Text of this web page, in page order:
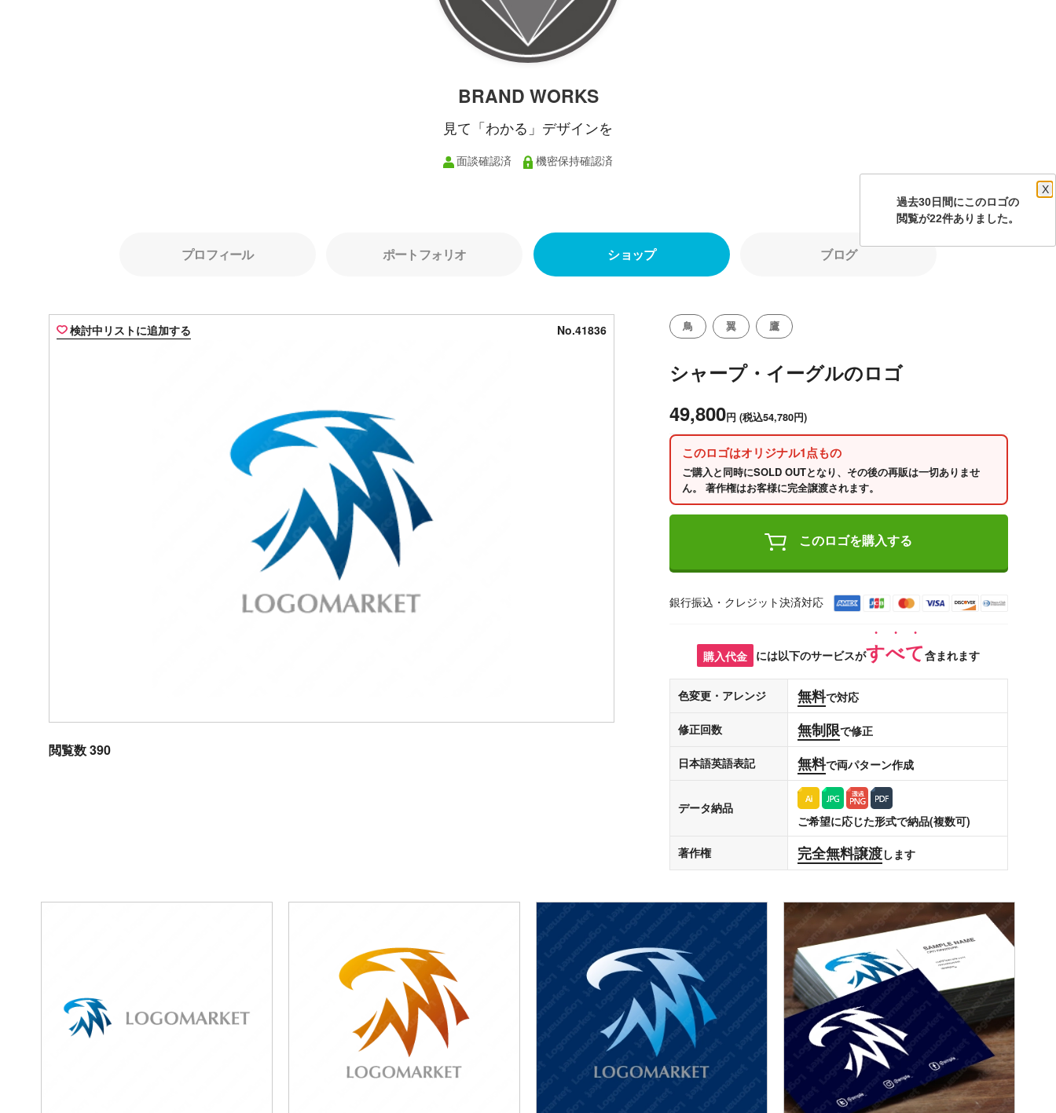
BRAND WORKS
見て「わかる」デザインを
面談確認済 機密保持確認済
プロフィール ポートフォリオ ショップ ブログ
検討中リストに追加する No.41836
閲覧数 390
鳥 翼 鷹
シャープ・イーグルのロゴ
49,800円 (税込54,780円)
このロゴはオリジナル1点もの
ご購入と同時にSOLD OUTとなり、その後の再販は一切ありませ
ん。 著作権はお客様に完全譲渡されます。
このロゴを購入する
銀行振込・クレジット決済対応
購入代金 には以下のサービスがすべて含まれます
色変更・アレンジ 無料で対応
修正回数 無制限で修正
日本語英語表記 無料で両パターン作成
データ納品
ご希望に応じた形式で納品(複数可)
著作権
完全無料譲渡します
過去30日間にこのロゴの
X
閲覧が22件ありました。